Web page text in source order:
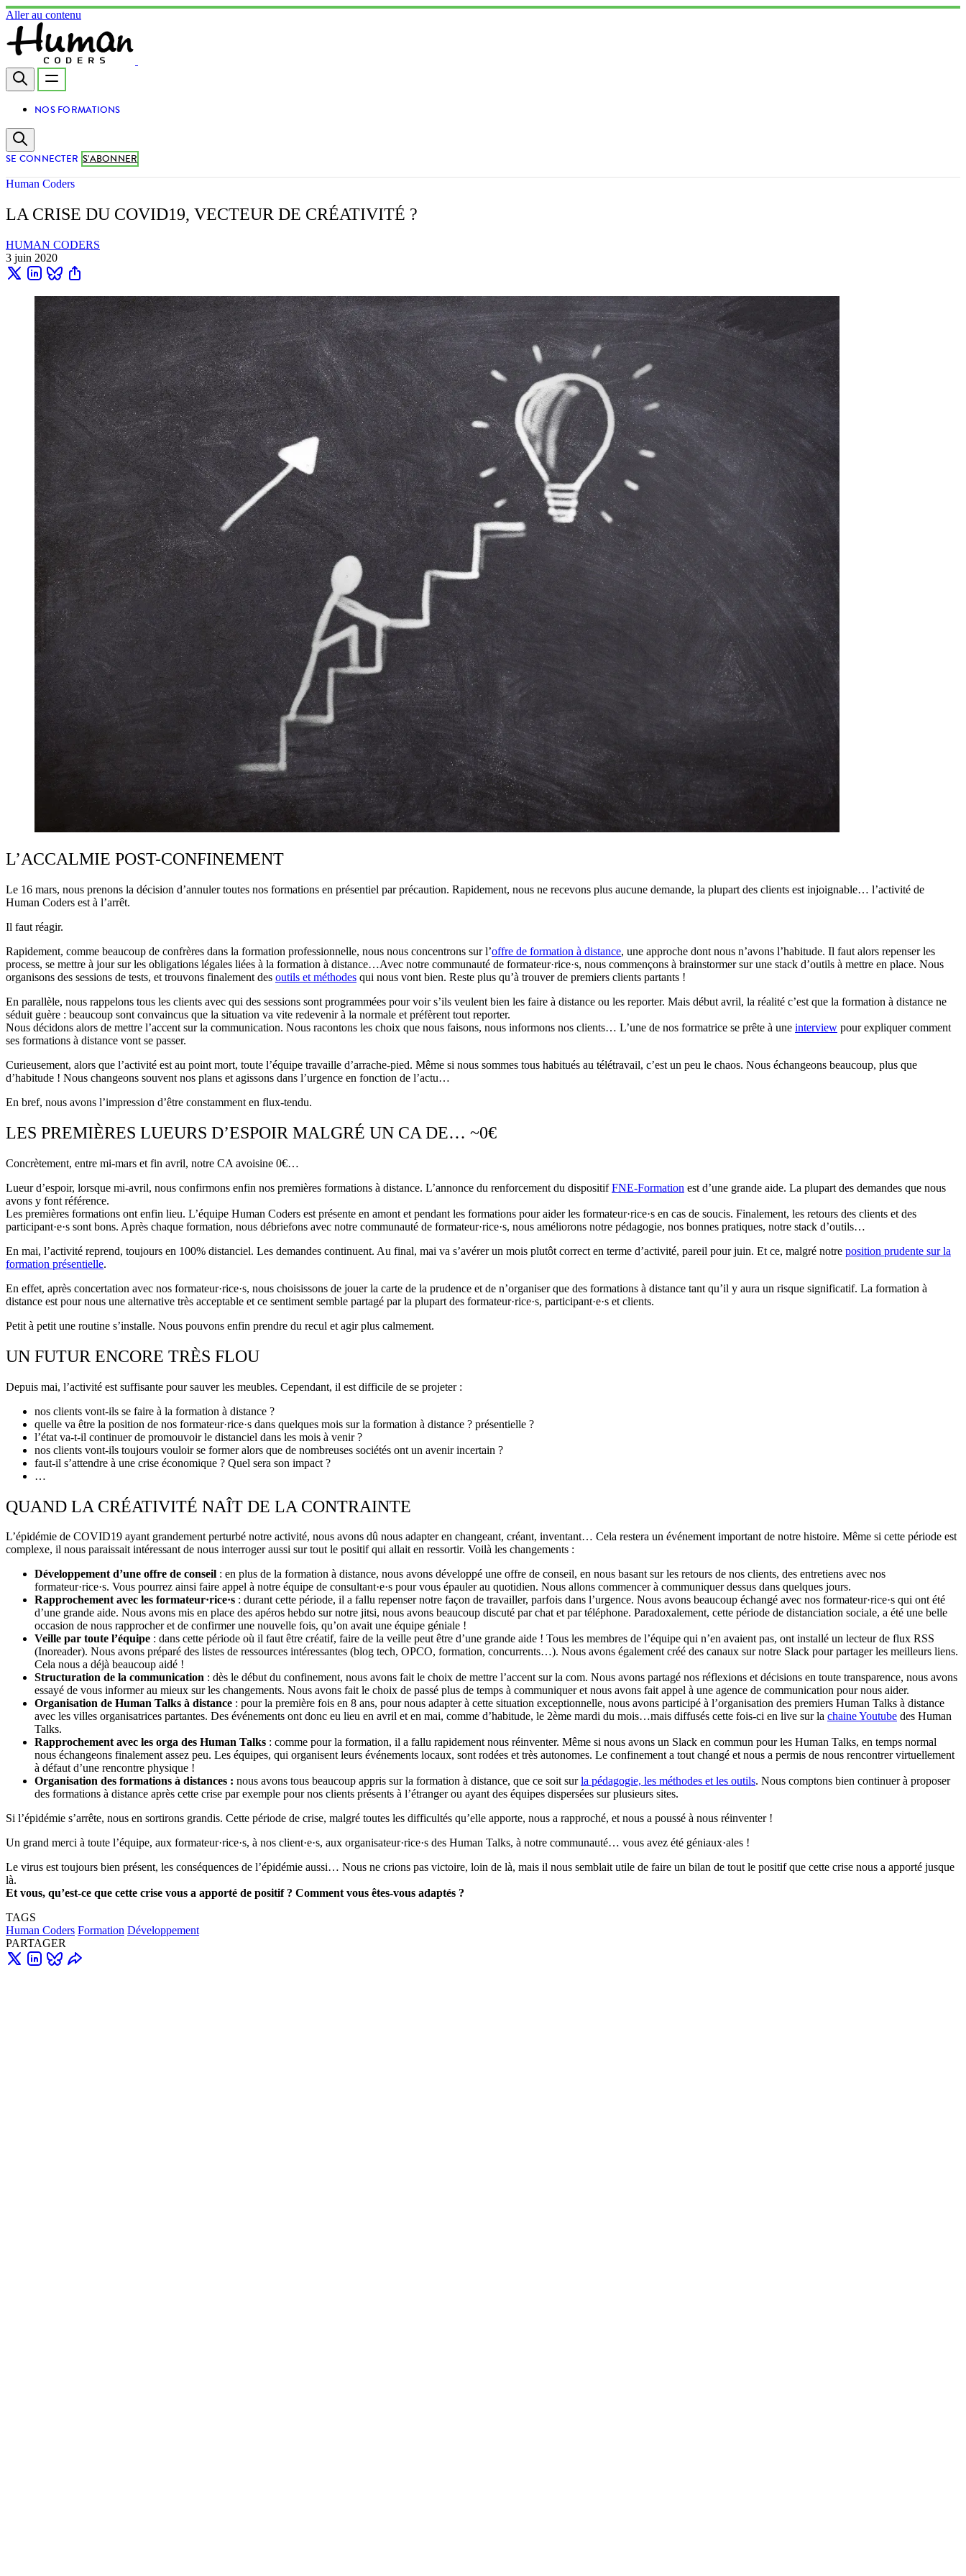
Aller au contenu
NOS FORMATIONS
SE CONNECTER S'ABONNER
Human Coders
LA CRISE DU COVID19, VECTEUR DE CRÉATIVITÉ ?
HUMAN CODERS
3 juin 2020
L’ACCALMIE POST-CONFINEMENT
Le 16 mars, nous prenons la décision d’annuler toutes nos formations en présentiel par précaution. Rapidement, nous ne recevons plus aucune demande, la plupart des clients est injoignable… l’activité de
Human Coders est à l’arrêt.
Il faut réagir.
Rapidement, comme beaucoup de confrères dans la formation professionnelle, nous nous concentrons sur l’offre de formation à distance, une approche dont nous n’avons l’habitude. Il faut alors repenser les
process, se mettre à jour sur les obligations légales liées à la formation à distance…Avec notre communauté de formateur·rice·s, nous commençons à brainstormer sur une stack d’outils à mettre en place. Nous
organisons des sessions de tests, et trouvons finalement des outils et méthodes qui nous vont bien. Reste plus qu’à trouver de premiers clients partants !
En parallèle, nous rappelons tous les clients avec qui des sessions sont programmées pour voir s’ils veulent bien les faire à distance ou les reporter. Mais début avril, la réalité c’est que la formation à distance ne
séduit guère : beaucoup sont convaincus que la situation va vite redevenir à la normale et préfèrent tout reporter.
Nous décidons alors de mettre l’accent sur la communication. Nous racontons les choix que nous faisons, nous informons nos clients… L’une de nos formatrice se prête à une interview pour expliquer comment
ses formations à distance vont se passer.
Curieusement, alors que l’activité est au point mort, toute l’équipe travaille d’arrache-pied. Même si nous sommes tous habitués au télétravail, c’est un peu le chaos. Nous échangeons beaucoup, plus que
d’habitude ! Nous changeons souvent nos plans et agissons dans l’urgence en fonction de l’actu…
En bref, nous avons l’impression d’être constamment en flux-tendu.
LES PREMIÈRES LUEURS D’ESPOIR MALGRÉ UN CA DE… ~0€
Concrètement, entre mi-mars et fin avril, notre CA avoisine 0€…
Lueur d’espoir, lorsque mi-avril, nous confirmons enfin nos premières formations à distance. L’annonce du renforcement du dispositifFNE-Formation est d’une grande aide. La plupart des demandes que nous
avons y font référence.
Les premières formations ont enfin lieu. L’équipe Human Coders est présente en amont et pendant les formations pour aider les formateur·rice·s en cas de soucis. Finalement, les retours des clients et des
participant·e·s sont bons. Après chaque formation, nous débriefons avec notre communauté de formateur·rice·s, nous améliorons notre pédagogie, nos bonnes pratiques, notre stack d’outils…
En mai, l’activité reprend, toujours en 100% distanciel. Les demandes continuent. Au final, mai va s’avérer un mois plutôt correct en terme d’activité, pareil pour juin. Et ce, malgré notre position prudente sur la
formation présentielle.
En effet, après concertation avec nos formateur·rice·s, nous choisissons de jouer la carte de la prudence et de n’organiser que des formations à distance tant qu’il y aura un risque significatif. La formation à
distance est pour nous une alternative très acceptable et ce sentiment semble partagé par la plupart des formateur·rice·s, participant·e·s et clients.
Petit à petit une routine s’installe. Nous pouvons enfin prendre du recul et agir plus calmement.
UN FUTUR ENCORE TRÈS FLOU
Depuis mai, l’activité est suffisante pour sauver les meubles. Cependant, il est difficile de se projeter :
nos clients vont-ils se faire à la formation à distance ?
quelle va être la position de nos formateur·rice·s dans quelques mois sur la formation à distance ? présentielle ?
l’état va-t-il continuer de promouvoir le distanciel dans les mois à venir ?
nos clients vont-ils toujours vouloir se former alors que de nombreuses sociétés ont un avenir incertain ?
faut-il s’attendre à une crise économique ? Quel sera son impact ?
…
QUAND LA CRÉATIVITÉ NAÎT DE LA CONTRAINTE
L’épidémie de COVID19 ayant grandement perturbé notre activité, nous avons dû nous adapter en changeant, créant, inventant… Cela restera un événement important de notre histoire. Même si cette période est
complexe, il nous paraissait intéressant de nous interroger aussi sur tout le positif qui allait en ressortir. Voilà les changements :
Développement d’une offre de conseil : en plus de la formation à distance, nous avons développé une offre de conseil, en nous basant sur les retours de nos clients, des entretiens avec nos
formateur·rice·s. Vous pourrez ainsi faire appel à notre équipe de consultant·e·s pour vous épauler au quotidien. Nous allons commencer à communiquer dessus dans quelques jours.
Rapprochement avec les formateur·rice·s : durant cette période, il a fallu repenser notre façon de travailler, parfois dans l’urgence. Nous avons beaucoup échangé avec nos formateur·rice·s qui ont été
d’une grande aide. Nous avons mis en place des apéros hebdo sur notre jitsi, nous avons beaucoup discuté par chat et par téléphone. Paradoxalement, cette période de distanciation sociale, a été une belle
occasion de nous rapprocher et de confirmer une nouvelle fois, qu’on avait une équipe géniale !
Veille par toute l’équipe : dans cette période où il faut être créatif, faire de la veille peut être d’une grande aide ! Tous les membres de l’équipe qui n’en avaient pas, ont installé un lecteur de flux RSS
(Inoreader). Nous avons préparé des listes de ressources intéressantes (blog tech, OPCO, formation, concurrents…). Nous avons également créé des canaux sur notre Slack pour partager les meilleurs liens.
Cela nous a déjà beaucoup aidé !
Structuration de la communication : dès le début du confinement, nous avons fait le choix de mettre l’accent sur la com. Nous avons partagé nos réflexions et décisions en toute transparence, nous avons
essayé de vous informer au mieux sur les changements. Nous avons fait le choix de passé plus de temps à communiquer et nous avons fait appel à une agence de communication pour nous aider.
Organisation de Human Talks à distance : pour la première fois en 8 ans, pour nous adapter à cette situation exceptionnelle, nous avons participé à l’organisation des premiers Human Talks à distance
avec les villes organisatrices partantes. Des événements ont donc eu lieu en avril et en mai, comme d’habitude, le 2ème mardi du mois…mais diffusés cette fois-ci en live sur la chaine Youtube des Human
Talks.
Rapprochement avec les orga des Human Talks : comme pour la formation, il a fallu rapidement nous réinventer. Même si nous avons un Slack en commun pour les Human Talks, en temps normal
nous échangeons finalement assez peu. Les équipes, qui organisent leurs événements locaux, sont rodées et très autonomes. Le confinement a tout changé et nous a permis de nous rencontrer virtuellement
à défaut d’une rencontre physique !
Organisation des formations à distances : nous avons tous beaucoup appris sur la formation à distance, que ce soit surla pédagogie, les méthodes et les outils. Nous comptons bien continuer à proposer
des formations à distance après cette crise par exemple pour nos clients présents à l’étranger ou ayant des équipes dispersées sur plusieurs sites.
Si l’épidémie s’arrête, nous en sortirons grandis. Cette période de crise, malgré toutes les difficultés qu’elle apporte, nous a rapproché, et nous a poussé à nous réinventer !
Un grand merci à toute l’équipe, aux formateur·rice·s, à nos client·e·s, aux organisateur·rice·s des Human Talks, à notre communauté… vous avez été géniaux·ales !
Le virus est toujours bien présent, les conséquences de l’épidémie aussi… Nous ne crions pas victoire, loin de là, mais il nous semblait utile de faire un bilan de tout le positif que cette crise nous a apporté jusque
là.
Et vous, qu’est-ce que cette crise vous a apporté de positif ? Comment vous êtes-vous adaptés ?
TAGS
Human Coders Formation Développement
PARTAGER